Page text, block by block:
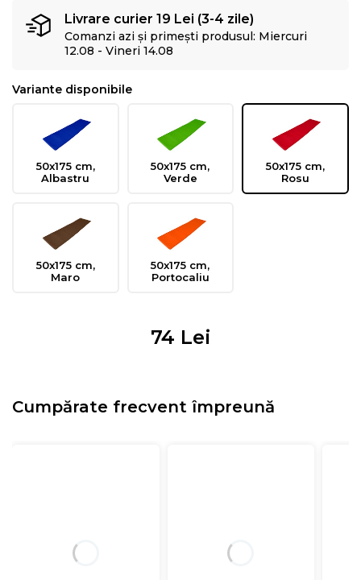
Livrare curier 19 Lei (3-4 zile)
Comanzi azi și primești produsul: Miercuri
12.08 - Vineri 14.08
Variante disponibile
50x175 cm,
Albastru
50x175 cm,
Verde
50x175 cm,
Rosu
50x175 cm,
Maro
50x175 cm,
Portocaliu
74 Lei
Cumpărate frecvent împreună